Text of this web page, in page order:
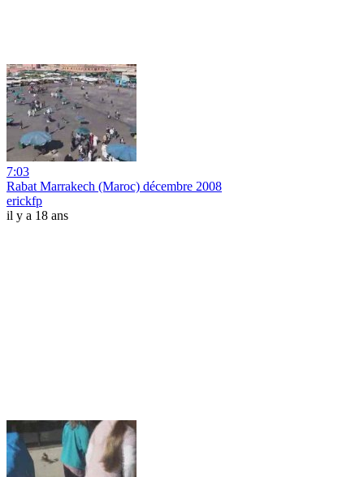
7:03
Rabat Marrakech (Maroc) décembre 2008
erickfp
il y a 18 ans